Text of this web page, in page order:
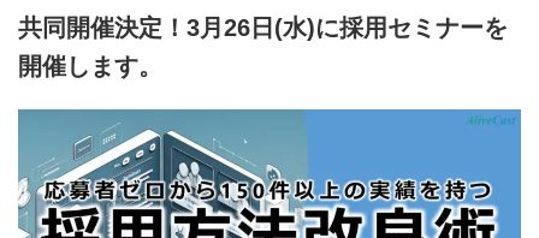
共同開催決定！3月26日(水)に採用セミナーを
開催します。